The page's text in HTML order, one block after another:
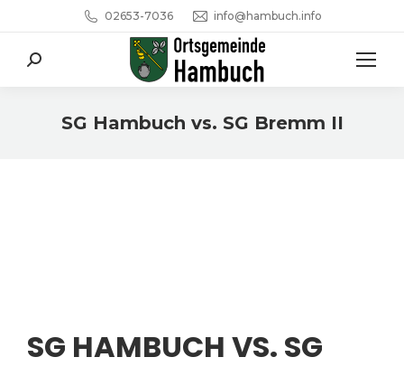
02653-7036 info@hambuch.info
Search:
SG Hambuch vs. SG Bremm II
SG HAMBUCH VS. SG